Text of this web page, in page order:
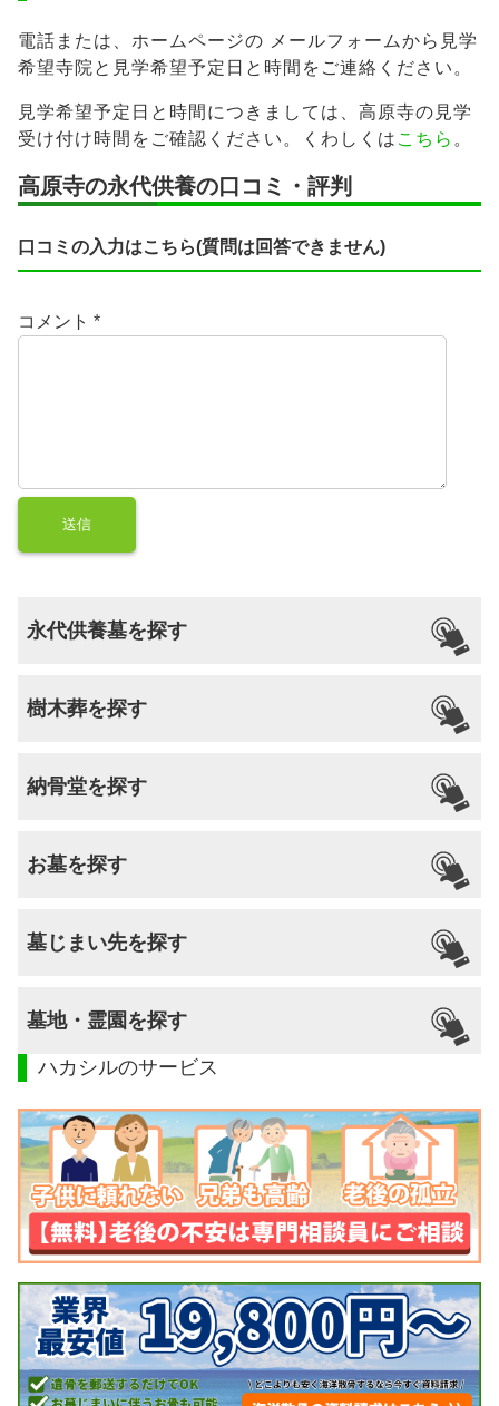
電話または、ホームページの メールフォームから見学
希望寺院と見学希望予定日と時間をご連絡ください。
見学希望予定日と時間につきましては、高原寺の見学
受け付け時間をご確認ください。くわしくは こちら 。
高原寺の永代供養の口コミ・評判
口コミの入力はこちら(質問は回答できません)
コメント *
永代供養墓を探す
樹木葬を探す
納骨堂を探す
お墓を探す
墓じまい先を探す
墓地・霊園を探す
ハカシルのサービス